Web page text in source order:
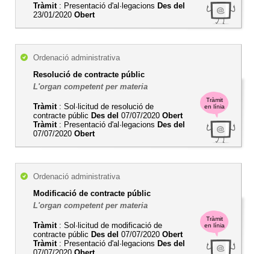
Tràmit: Presentació d'al·legacions Des del
23/01/2020 Obert
Tràmit
en línia
Ordenació administrativa
Resolució de contracte públic
L'organ competent per materia
Tràmit: Sol·licitud de resolució de
contracte públic Des del 07/07/2020 Obert
Tràmit: Presentació d'al·legacions Des del
07/07/2020 Obert
Tràmit
en línia
Ordenació administrativa
Modificació de contracte públic
L'organ competent per materia
Tràmit: Sol·licitud de modificació de
contracte públic Des del 07/07/2020 Obert
Tràmit: Presentació d'al·legacions Des del